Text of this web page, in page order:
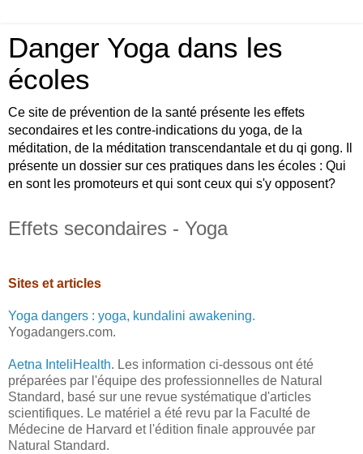
Danger Yoga dans les
écoles
Ce site de prévention de la santé présente les effets
secondaires et les contre-indications du yoga, de la
méditation, de la méditation transcendantale et du qi gong. Il
présente un dossier sur ces pratiques dans les écoles : Qui
en sont les promoteurs et qui sont ceux qui s'y opposent?
Effets secondaires - Yoga
Sites et articles
Yoga dangers : yoga, kundalini awakening.
Yogadangers.com.
Aetna InteliHealth. Les information ci-dessous ont été
préparées par l'équipe des professionnelles de Natural
Standard, basé sur une revue systématique d'articles
scientifiques. Le matériel a été revu par la Faculté de
Médecine de Harvard et l'édition finale approuvée par
Natural Standard.